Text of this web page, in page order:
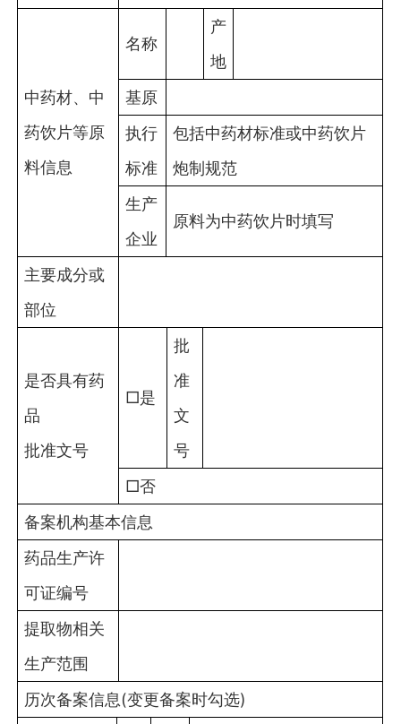
中药材、中
药饮片等原
料信息
名称
产
地
基原
执行
标准
包括中药材标准或中药饮片
炮制规范
生产
企业
原料为中药饮片时填写
主要成分或
部位
是否具有药
品
批准文号
□是
批
准
文
号
□否
备案机构基本信息
药品生产许
可证编号
提取物相关
生产范围
历次备案信息(变更备案时勾选)